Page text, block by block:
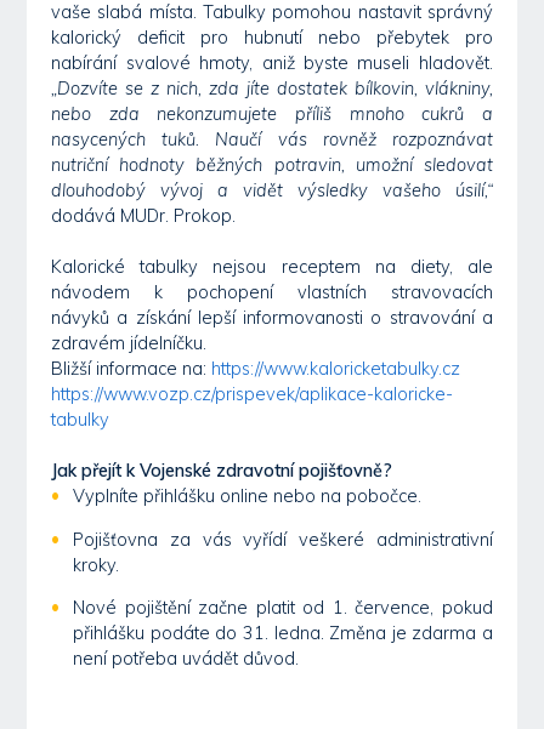
vaše slabá místa. Tabulky pomohou nastavit správný
kalorický deficit pro hubnutí nebo přebytek pro
nabírání svalové hmoty, aniž byste museli hladovět.
„Dozvíte se z nich, zda jíte dostatek bílkovin, vlákniny,
nebo zda nekonzumujete příliš mnoho cukrů a
nasycených tuků. Naučí vás rovněž rozpoznávat
nutriční hodnoty běžných potravin, umožní sledovat
dlouhodobý vývoj a vidět výsledky vašeho úsilí,“
dodává MUDr. Prokop.
Kalorické tabulky nejsou receptem na diety, ale
návodem k pochopení vlastních stravovacích
návyků a získání lepší informovanosti o stravování a
zdravém jídelníčku.
Bližší informace na: https://www.kaloricketabulky.cz
https://www.vozp.cz/prispevek/aplikace-kaloricke-
tabulky
Jak přejít k Vojenské zdravotní pojišťovně?
Vyplníte přihlášku online nebo na pobočce.
Pojišťovna za vás vyřídí veškeré administrativní
kroky.
Nové pojištění začne platit od 1. července, pokud
přihlášku podáte do 31. ledna. Změna je zdarma a
není potřeba uvádět důvod.